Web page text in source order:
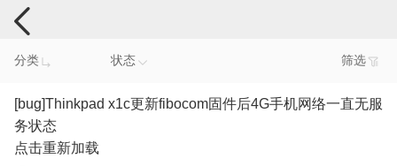
电脑反馈
分类 状态 筛选
[bug]Thinkpad x1c更新fibocom固件后4G手机网络一直无服
务状态
点击重新加载